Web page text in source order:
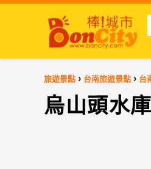
旅遊景點 › 台南旅遊景點 › 台
烏山頭水